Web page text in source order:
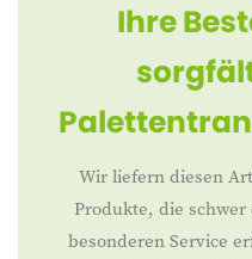
Ihre
Wir liefern diesen
Produkte, die
besonderen Service